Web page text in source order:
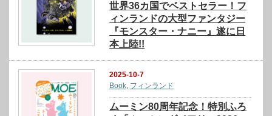
世界36カ国でベストセラー！フ
ィンランドの大型ファンタジー
『モンスター・ナニー』遂に日
本上陸!!
2025-10-7
Book, フィンランド
ムーミン80周年記念！特別ふろ